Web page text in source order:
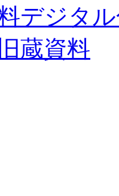
デジタ
蔵資料